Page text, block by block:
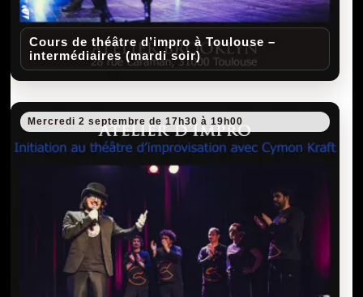
Cours de théâtre d’impro à Toulouse –
intermédiaires (mardi soir)
Mercredi 2 septembre de 17h30 à 19h00